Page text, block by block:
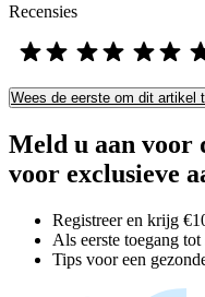
Recensies
Wees de eerste om dit artikel
Meld u aan voor
voor exclusieve
Registreer en krijg
Als eerste toegang
Tips voor een